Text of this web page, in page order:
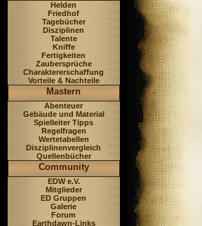
Helden
Friedhof
Tagebücher
Disziplinen
Talente
Kniffe
Fertigkeiten
Zaubersprüche
Charaktererschaffung
Vorteile & Nachteile
Mastern
Abenteuer
Gebäude und Material
Spielleiter Tipps
Regelfragen
Wertetabellen
Disziplinenvergleich
Quellenbücher
Community
EDW e.V.
Mitglieder
ED Gruppen
Galerie
Forum
Earthdawn-Links